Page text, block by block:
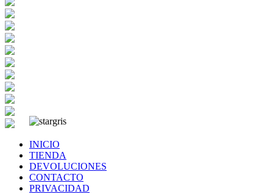
INICIO
TIENDA
DEVOLUCIONES
CONTACTO
PRIVACIDAD